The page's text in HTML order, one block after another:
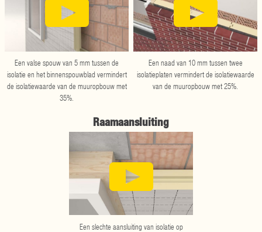
Een valse spouw van 5 mm tussen de
isolatie en het binnenspouwblad vermindert
de isolatiewaarde van de muuropbouw met
35%.
Een naad van 10 mm tussen twee
isolatieplaten vermindert de isolatiewaarde
van de muuropbouw met 25%.
Raamaansluiting
Een slechte aansluiting van isolatie op